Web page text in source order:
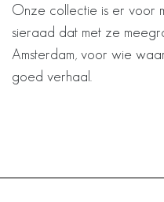
Onze collectie is er voor
sieraad dat met ze
Amsterdam, voor wie
goed verhaal.